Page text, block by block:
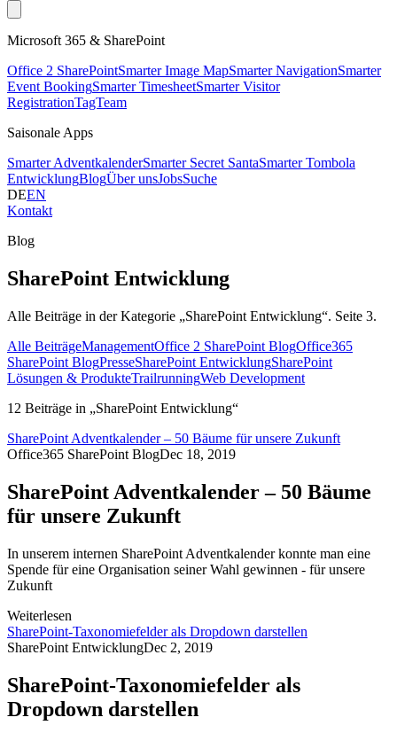
Microsoft 365 & SharePoint
Office 2 SharePointSmarter Image MapSmarter NavigationSmarter
Event BookingSmarter TimesheetSmarter Visitor
RegistrationTagTeam
Saisonale Apps
Smarter AdventkalenderSmarter Secret SantaSmarter Tombola
EntwicklungBlogÜber unsJobsSuche
DEEN
Kontakt
Blog
SharePoint Entwicklung
Alle Beiträge in der Kategorie „SharePoint Entwicklung“. Seite 3.
Alle BeiträgeManagementOffice 2 SharePoint BlogOffice365
SharePoint BlogPresseSharePoint EntwicklungSharePoint
Lösungen & ProdukteTrailrunningWeb Development
12 Beiträge in „SharePoint Entwicklung“
SharePoint Adventkalender – 50 Bäume für unsere Zukunft
Office365 SharePoint BlogDec 18, 2019
SharePoint Adventkalender – 50 Bäume
für unsere Zukunft
In unserem internen SharePoint Adventkalender konnte man eine
Spende für eine Organisation seiner Wahl gewinnen - für unsere
Zukunft
Weiterlesen
SharePoint-Taxonomiefelder als Dropdown darstellen
SharePoint EntwicklungDec 2, 2019
SharePoint-Taxonomiefelder als
Dropdown darstellen